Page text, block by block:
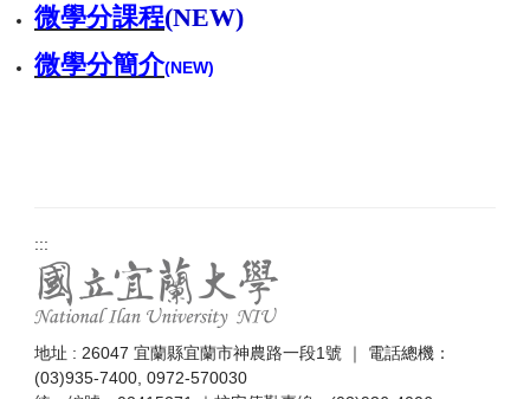
微學分課程(NEW)
微學分簡介(NEW)
:::
地址 : 26047 宜蘭縣宜蘭市神農路一段1號 ｜ 電話總機：
(03)935-7400, 0972-570030